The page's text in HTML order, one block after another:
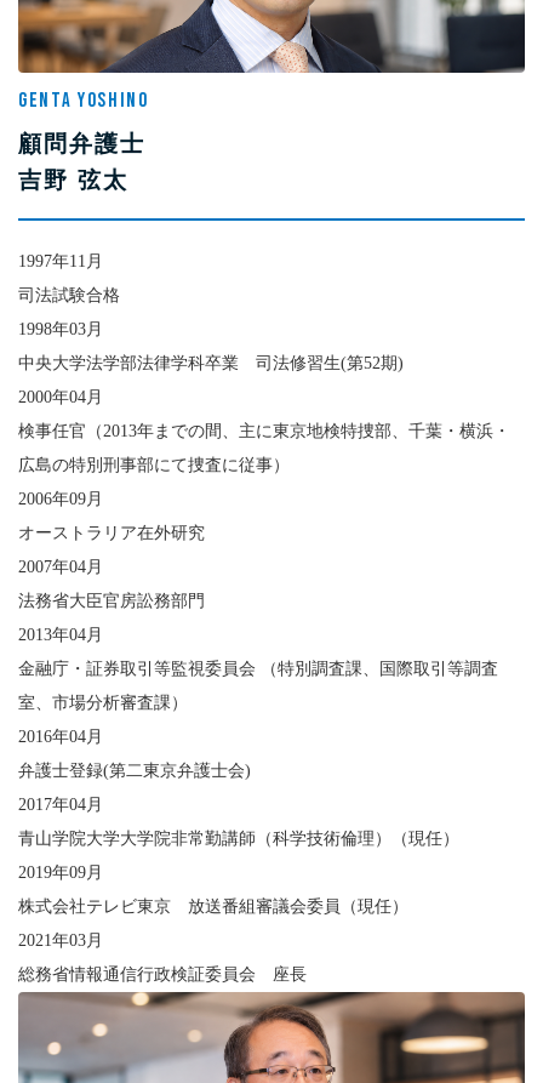
GENTA YOSHINO
顧問弁護士
吉野 弦太
1997年11月
司法試験合格
1998年03月
中央大学法学部法律学科卒業 司法修習生(第52期)
2000年04月
検事任官（2013年までの間、主に東京地検特捜部、千葉・横浜・
広島の特別刑事部にて捜査に従事）
2006年09月
オーストラリア在外研究
2007年04月
法務省大臣官房訟務部門
2013年04月
金融庁・証券取引等監視委員会 （特別調査課、国際取引等調査
室、市場分析審査課）
2016年04月
弁護士登録(第二東京弁護士会)
2017年04月
青山学院大学大学院非常勤講師（科学技術倫理）（現任）
2019年09月
株式会社テレビ東京 放送番組審議会委員（現任）
2021年03月
総務省情報通信行政検証委員会 座長